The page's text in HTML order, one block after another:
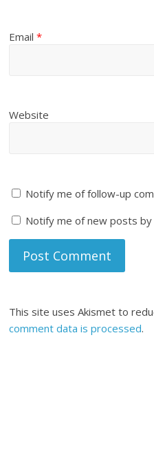
Email*
Website
Notify me of follow-up
Notify me of new posts by
This site uses Akismet to
comment data is processed.